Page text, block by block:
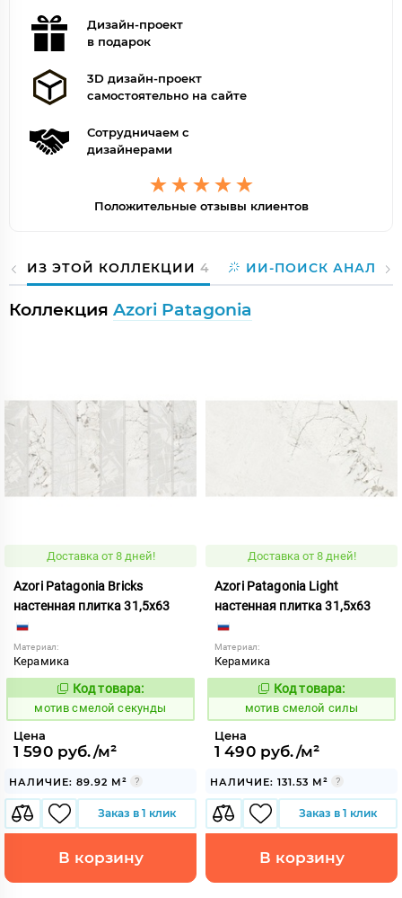
Дизайн-проект
в подарок
3D дизайн-проект
самостоятельно на сайте
Сотрудничаем с
дизайнерами
Положительные отзывы клиентов
ИЗ ЭТОЙ КОЛЛЕКЦИИ 4 ИИ-ПОИСК
Коллекция Azori Patagonia
Доставка от 8 дней!
Azori Patagonia Bricks
настенная плитка 31,5x63
Материал:
Керамика
1042837
Код товара:
мотив смелой секунды
Цена
1 590 руб./м²
НАЛИЧИЕ: 89.92 М²
Заказ в 1 клик
В корзину
Доставка от 8 дней!
Azori Patagonia Light
настенная плитка 31,5x63
Материал:
Керамика
1042838
Код товара:
мотив смелой силы
Цена
1 490 руб./м²
НАЛИЧИЕ: 131.53 М²
Заказ в 1 клик
В корзину